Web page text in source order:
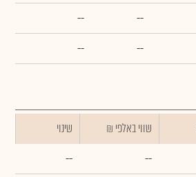
--
--
--
--
₪ שווי באלפי
שינוי
--
--